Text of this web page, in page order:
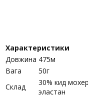
Характеристики
Довжина 475м
Вага
50г
Склад
30% кид
эластан